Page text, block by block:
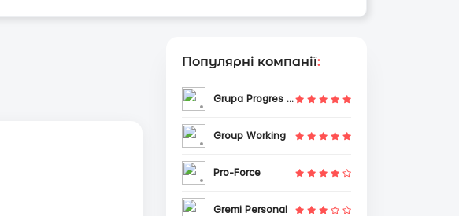
Популярні компанії:
Grupa Progres Sp. z o.o.
Group Working
Pro-Force
Gremi Personal